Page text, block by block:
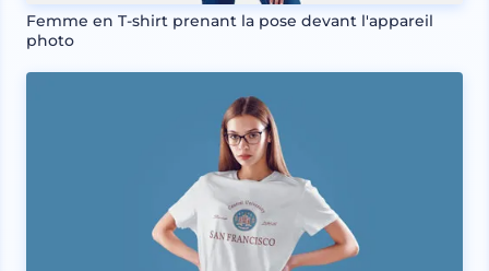
Femme en T-shirt prenant la pose devant l'appareil
photo